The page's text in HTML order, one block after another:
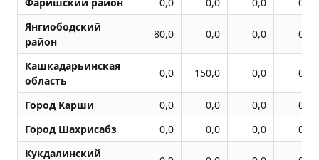
Янгиободский
район
80,0 0,0 0,0 0,0
Кашкадарьинская
область
0,0 150,0 0,0 0,0
Город Карши 0,0 0,0 0,0
0,0
Город Шахрисабз
0,0 0,0 0,0
0,0
Кукдалинский